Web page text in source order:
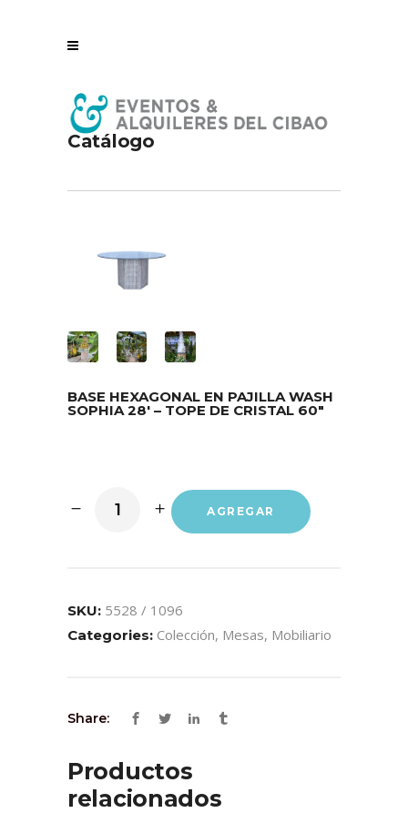
Catálogo
BASE HEXAGONAL EN PAJILLA WASH
SOPHIA 28′ – TOPE DE CRISTAL 60″
AGREGAR
SKU: 5528 / 1096
Categories: Colección, Mesas, Mobiliario
Share:
Productos
relacionados